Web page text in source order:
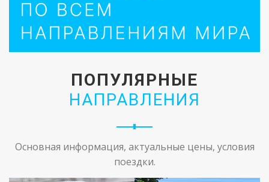
ПОПУЛЯРНЫЕ
НАПРАВЛЕНИЯ
Основная информация, актуальные цены, условия
поездки.